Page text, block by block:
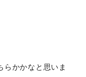
らかかなと思いま